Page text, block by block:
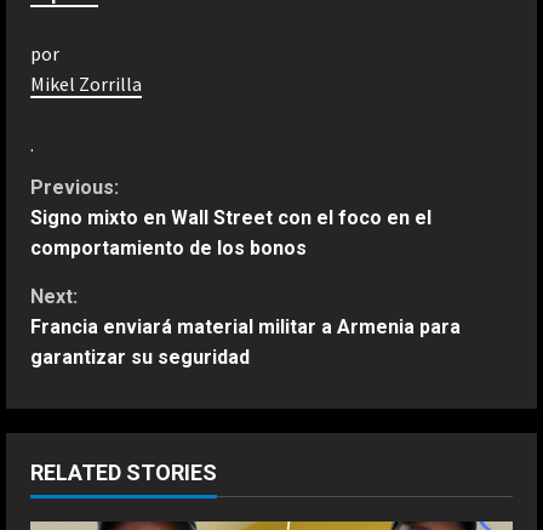
por
Mikel Zorrilla
.
C
o
n
t
i
u
Previous:
Signo mixto en Wall Street con el foco en el
comportamiento de los bonos
Next:
Francia enviará material militar a Armenia para
garantizar su seguridad
RELATED STORIES